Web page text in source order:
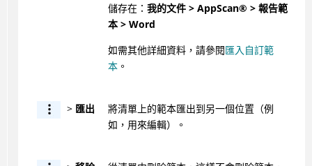
儲存在： 我的文件 > AppScan® > 報告範
本 > Word
如需其他詳細資料，請參閱匯入自訂範
本。
> 匯出
將清單上的範本匯出到另一個位置（例
如，用來編輯）。